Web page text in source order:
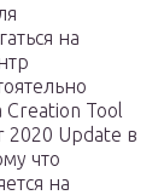
на
Creation Tool
2020 Update в
что
на